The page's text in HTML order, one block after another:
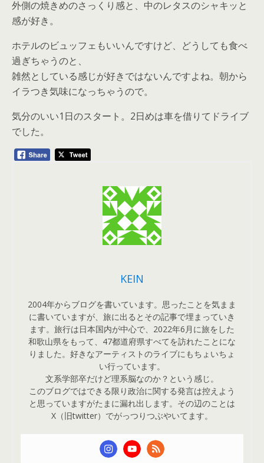
外側の焼きめのさっくり感と、中のレタスのシャキッと
感が好き。
ホテルのビュッフェもいいんですけど、どうしても食べ
過ぎちゃうのと、
雑然としている感じが好きではないんですよね。朝から
イラつき気味になっちゃうので。
気分のいい1日のスタート。2日めは車を借りてドライブ
でした。
KEIN
2004年からブログを書いています。思ったことを気まま
に書いていますが、旅に出るとその記事で埋まっていき
ます。旅行は日本国内が中心で、2022年6月に旅をした
和歌山県をもって、47都道府県すべてを訪れたことにな
りました。好きなアーティストのライブにもちょいちょ
い行っています。
文系学部卒だけど理系脳なのか？という感じ。
このブログではできる限り政治に関する発言は控えよう
と思っていますがたまに漏れ出します。その辺のことは
X（旧twitter）でがっつりつぶやいてます。